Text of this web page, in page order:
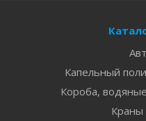
Капельный
Короба,